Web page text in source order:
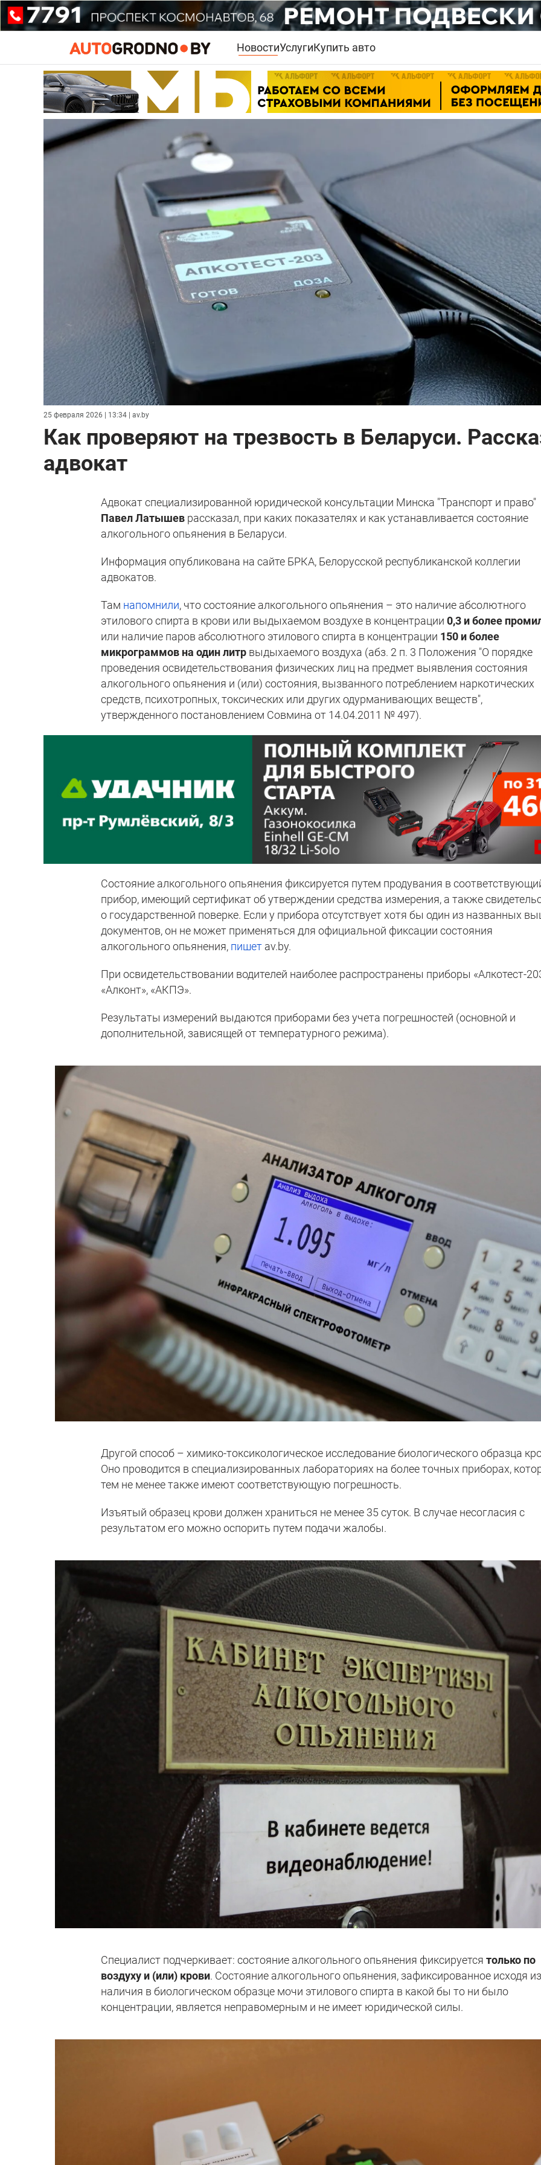
НовостиУслугиКупить авто
25 февраля 2026 | 13:34 | av.by
Как проверяют на трезвость в Беларуси.
адвокат
Адвокат специализированной юридической консультации Минска "Транспорт и право"
Павел Латышев рассказал, при каких показателях и как устанавливается состояние
алкогольного опьянения в Беларуси.
Информация опубликована на сайте БРКА, Белорусской республиканской коллегии
адвокатов.
Там напомнили, что состояние алкогольного опьянения – это наличие абсолютного
этилового спирта в крови или выдыхаемом воздухе в концентрации0,3 и более
или наличие паров абсолютного этилового спирта в концентрации 150 и более
микрограммов на один литр выдыхаемого воздуха (абз. 2 п. 3 Положения "О порядке
проведения освидетельствования физических лиц на предмет выявления состояния
алкогольного опьянения и (или) состояния, вызванного потреблением наркотических
средств, психотропных, токсических или других одурманивающих веществ",
утвержденного постановлением Совмина от 14.04.2011 № 497).
Состояние алкогольного опьянения фиксируется путем продувания в
прибор, имеющий сертификат об утверждении средства измерения, а также
о государственной поверке. Если у прибора отсутствует хотя бы один из названных
документов, он не может применяться для официальной фиксации состояния
алкогольного опьянения, пишет av.by.
При освидетельствовании водителей наиболее распространены приборы «Алкотест-
«Алконт», «АКПЭ».
Результаты измерений выдаются приборами без учета погрешностей (основной и
дополнительной, зависящей от температурного режима).
Другой способ – химико-токсикологическое исследование биологического образца
Оно проводится в специализированных лабораториях на более точных приборах,
тем не менее также имеют соответствующую погрешность.
Изъятый образец крови должен храниться не менее 35 суток. В случае несогласия с
результатом его можно оспорить путем подачи жалобы.
Специалист подчеркивает: состояние алкогольного опьянения фиксируетсятолько по
воздуху и (или) крови. Состояние алкогольного опьянения, зафиксированное исходя
наличия в биологическом образце мочи этилового спирта в какой бы то ни было
концентрации, является неправомерным и не имеет юридической силы.